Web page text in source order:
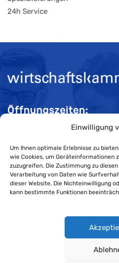
Einwilligung
Um Ihnen optimale Erlebnisse zu
wie Cookies, um Geräteinformationen
zuzugreifen. Die Zustimmung zu
Verarbeitung von Daten wie
dieser Website. Die Nichteinwilligung
kann bestimmte Funktionen
24h Service
Öffnungszeiten:
Mo-Do 08:00 bis 11:30 und 13:30
Fr 08:00 bis 11:30 und 13:30 bis
Impressum
Cookie-Richtlinie